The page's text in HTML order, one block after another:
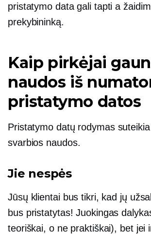
pristatymo data gali tapti a
prekybininką.
Kaip pirkėjai
naudos iš
pristatymo datos
Pristatymo datų rodymas
svarbios naudos.
Jie nespės
Jūsų klientai bus tikri, kad jų
bus pristatytas! Juokingas
teoriškai, o ne praktiškai), bet jei